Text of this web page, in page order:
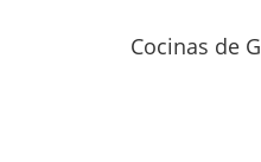
Cocinas de